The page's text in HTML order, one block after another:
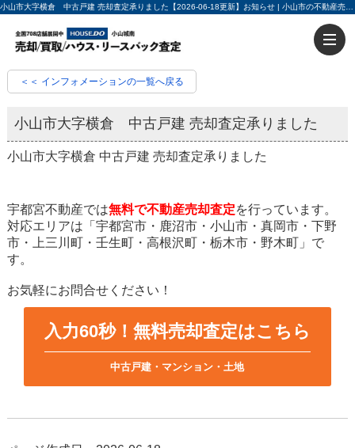
＜＜ インフォメーションの一覧へ戻る
小山市大字横倉 中古戸建 売却査定承りました
小山市大字横倉 中古戸建 売却査定承りました
宇都宮不動産では無料で不動産売却査定を行っています。
対応エリアは「宇都宮市・鹿沼市・小山市・真岡市・下野
市・上三川町・壬生町・高根沢町・栃木市・野木町」で
す。
お気軽にお問合せください！
入力60秒！無料売却査定はこちら
中古戸建・マンション・土地